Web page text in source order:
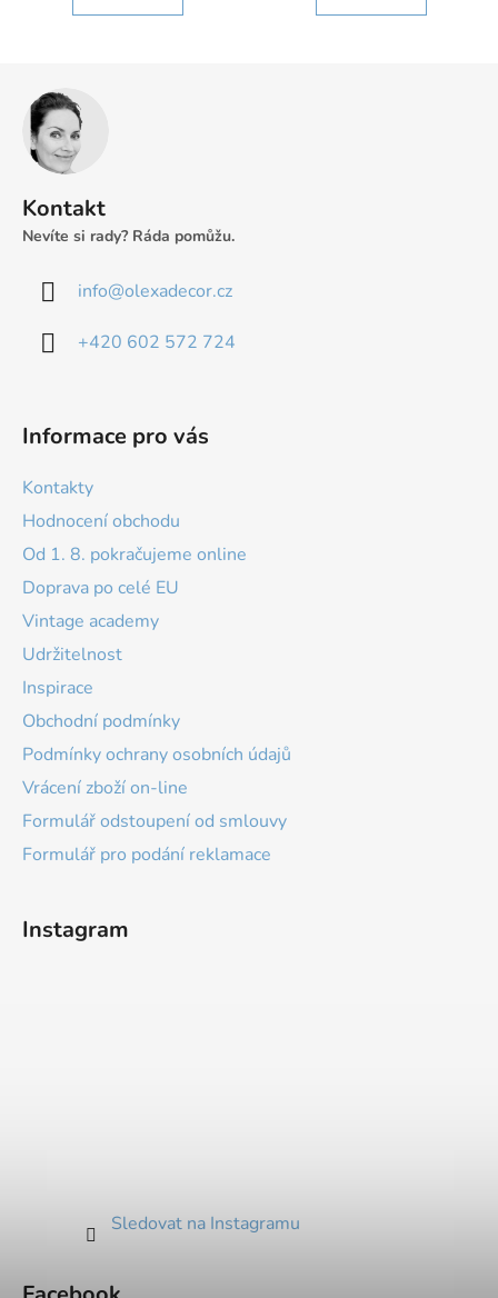
Kontakt
Nevíte si rady? Ráda pomůžu.
info@olexadecor.cz
+420 602 572 724
Informace pro vás
Kontakty
Hodnocení obchodu
Od 1. 8. pokračujeme online
Doprava po celé EU
Vintage academy
Udržitelnost
Inspirace
Obchodní podmínky
Podmínky ochrany osobních údajů
Vrácení zboží on-line
Formulář odstoupení od smlouvy
Formulář pro podání reklamace
Instagram
Sledovat na Instagramu